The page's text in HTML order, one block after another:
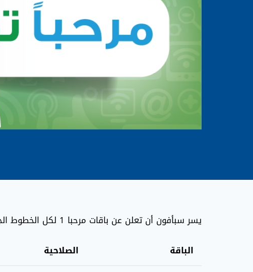
يسر سبأفون أن تعلن عن باقات مرحبا 1 لكل الخطوط الجديدة تحت شعار”باقة مرحبا للخطوط الجديدة”
الباقة
الصلاحية